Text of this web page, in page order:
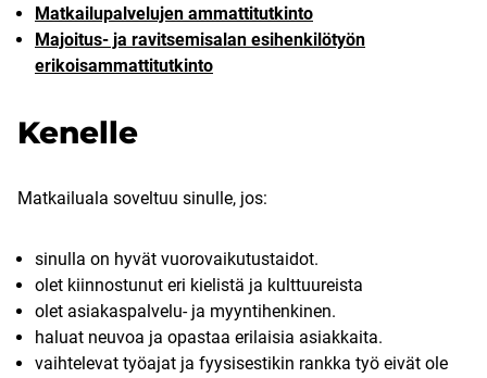
Matkailupalvelujen ammattitutkinto
Majoitus- ja ravitsemisalan esihenkilötyön
erikoisammattitutkinto
Kenelle
Matkailuala soveltuu sinulle, jos:
sinulla on hyvät vuorovaikutustaidot.
olet kiinnostunut eri kielistä ja kulttuureista
olet asiakaspalvelu- ja myyntihenkinen.
haluat neuvoa ja opastaa erilaisia asiakkaita.
vaihtelevat työajat ja fyysisestikin rankka työ eivät ole